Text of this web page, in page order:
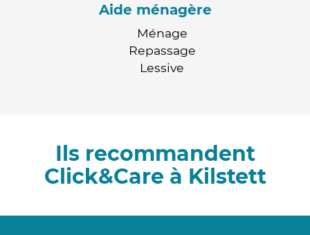
Aide ménagère
Ménage
Repassage
Lessive
Ils recommandent
Click&Care à Kilstett